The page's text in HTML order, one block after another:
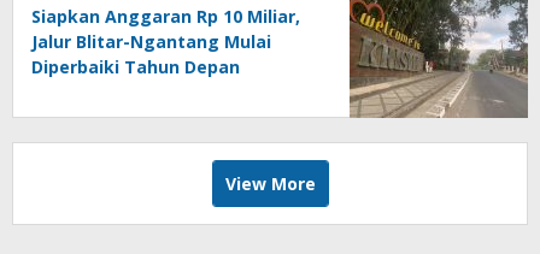
Siapkan Anggaran Rp 10 Miliar,
Jalur Blitar-Ngantang Mulai
Diperbaiki Tahun Depan
View More